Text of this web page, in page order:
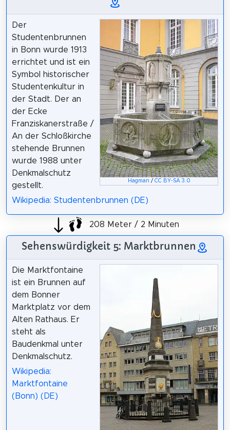
Hagman / CC BY-SA 3.0
Der
Studentenbrunnen
in Bonn wurde 1913
errichtet und ist ein
Symbol historischer
Studentenkultur in
der Stadt. Der an
der Ecke
Franziskanerstraße /
An der Schloßkirche
stehende Brunnen
wurde 1988 unter
Denkmalschutz
gestellt.
Wikipedia: Studentenbrunnen (DE)
208 Meter / 2 Minuten
Sehenswürdigkeit 5: Marktbrunnen
Die Marktfontaine
ist ein Brunnen auf
dem Bonner
Marktplatz vor dem
Alten Rathaus. Er
steht als
Baudenkmal unter
Denkmalschutz.
Wikipedia:
Marktfontaine
(Bonn) (DE)